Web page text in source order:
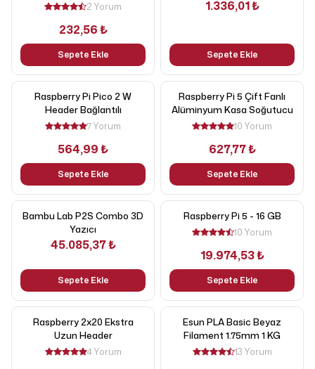
2 Yorum
232,56 ₺
Sepete Ekle
1.336,01 ₺
Sepete Ekle
Raspberry Pi Pico 2 W
Header Bağlantılı
7 Yorum
564,99 ₺
Sepete Ekle
Raspberry Pi 5 Çift Fanlı
Alüminyum Kasa Soğutucu
10 Yorum
627,77 ₺
Sepete Ekle
Bambu Lab P2S Combo 3D
Yazıcı
45.085,37 ₺
Sepete Ekle
Raspberry Pi 5 - 16 GB
10 Yorum
19.974,53 ₺
Sepete Ekle
Raspberry 2x20 Ekstra
Uzun Header
4 Yorum
Esun PLA Basic Beyaz
Filament 1.75mm 1 KG
13 Yorum